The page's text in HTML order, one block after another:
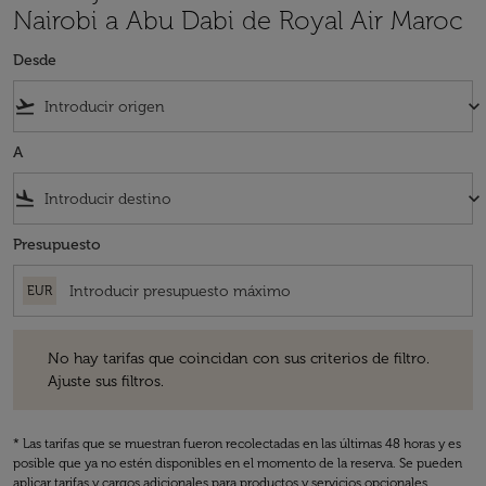
Nairobi a Abu Dabi de Royal Air Maroc
Desde
flight_takeoff keyboard_arrow_down
A
flight_land keyboard_arrow_down
Presupuesto
EUR
No hay tarifas que coincidan con sus criterios de filtro.
Ajuste sus filtros.
* Las tarifas que se muestran fueron recolectadas en las últimas 48 horas y es
posible que ya no estén disponibles en el momento de la reserva. Se pueden
aplicar tarifas y cargos adicionales para productos y servicios opcionales.